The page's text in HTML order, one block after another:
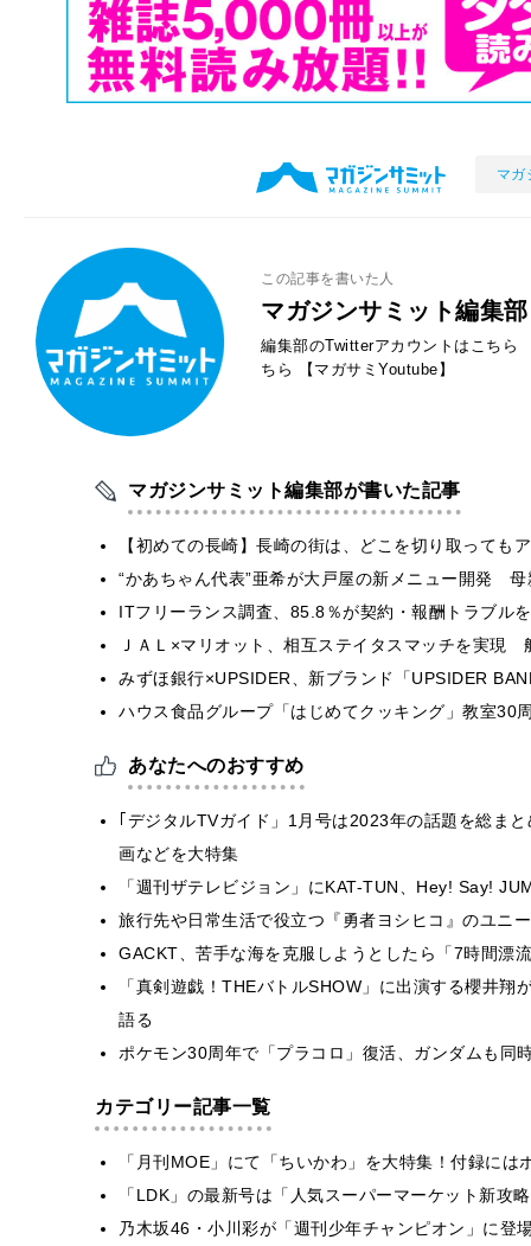
マガ
この記事を書いた人
マガジンサミット編集部
編集部のTwitterアカウントはこちら
ちら
【マガサミYoutube】
マガジンサミット編集部が書いた記事
【初めての長崎】長崎の街は、どこを切り取って
“かあちゃん代表”亜希が大戸屋の新メニュー開発
ITフリーランス調査、85.8％が契約・報酬トラブ
ＪＡＬ×マリオット、相互ステイタスマッチを実
みずほ銀行×UPSIDER、新ブランド「UPSIDER
ハウス食品グループ「はじめてクッキング」教室
あなたへのおすすめ
｢デジタルTVガイド」1月号は2023年の話題を総ま
画などを大特集
「週刊ザテレビジョン」にKAT-TUN、Hey! Say!
旅行先や日常生活で役立つ『勇者ヨシヒコ』のユニ
GACKT、苦手な海を克服しようとしたら「7時間漂
「真剣遊戯！THEバトルSHOW」に出演する櫻井
語る
ポケモン30周年で「プラコロ」復活、ガンダムも同
カテゴリー記事一覧
「月刊MOE」にて「ちいかわ」を大特集！付録に
「LDK」の最新号は「人気スーパーマーケット新
乃木坂46・小川彩が「週刊少年チャンピオン」に